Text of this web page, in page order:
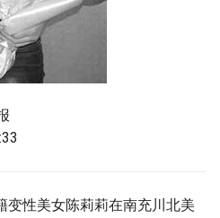
变性美女陈莉莉在南充川北美